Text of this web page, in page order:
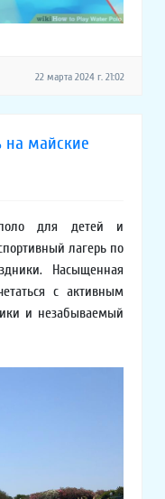
22 марта 2024 г. 21:02
на майские
для детей и
лагерь по
Насыщенная
с активным
и незабываемый